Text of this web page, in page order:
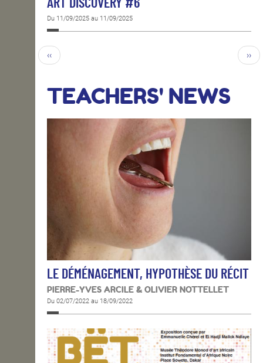
ART DISCOVERY #6
Du 11/09/2025 au 11/09/2025
‹‹ ››
TEACHERS' NEWS
LE DÉMÉNAGEMENT, HYPOTHÈSE DU RÉCIT
PIERRE-YVES ARCILE & OLIVIER NOTTELLET
Du 02/07/2022 au 18/09/2022